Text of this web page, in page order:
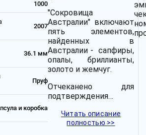
1000
2007
36.1 мм
Пруф
и коробка
"Сокровища
Австралии" включают
пять элементов,
найденных в
Австралии - сапфиры,
опалы, бриллианты,
золото и жемчуг.
Отчеканено для
подтверждения…
Читать описание
полностью >>